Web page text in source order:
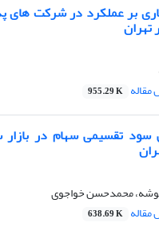
بر عملکرد در شرکت های
تهران
955.29 K
تقسیمی سهام در بازار
محمدحسن خواجوی
638.69 K